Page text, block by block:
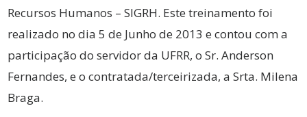
Recursos Humanos – SIGRH. Este treinamento foi
realizado no dia 5 de Junho de 2013 e contou com a
participação do servidor da UFRR, o Sr. Anderson
Fernandes, e o contratada/terceirizada, a Srta. Milena
Braga.